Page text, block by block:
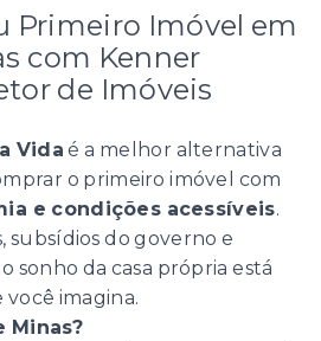
Primeiro Imóvel em
com Kenner
de Imóveis
Vida é a melhor alternativa
o primeiro imóvel com
e condições acessíveis.
subsídios do governo e
sonho da casa própria está
imagina.
Minas?